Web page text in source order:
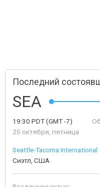
Последний
SEA
19:30 PDT(GMT -7)
25 октября, пятница
Seattle-Tacoma International
Сиэтл, США